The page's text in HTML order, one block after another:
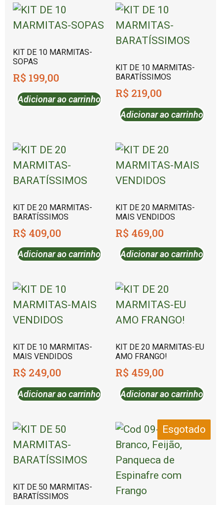
KIT DE 10 MARMITAS-
SOPAS
R$ 199,00
Adicionar ao carrinho
KIT DE 10 MARMITAS-
BARATÍSSIMOS
R$ 219,00
Adicionar ao carrinho
KIT DE 20 MARMITAS-
BARATÍSSIMOS
R$ 409,00
Adicionar ao carrinho
KIT DE 20 MARMITAS-
MAIS VENDIDOS
R$ 469,00
Adicionar ao carrinho
KIT DE 10 MARMITAS-
MAIS VENDIDOS
R$ 249,00
Adicionar ao carrinho
KIT DE 20 MARMITAS-EU
AMO FRANGO!
R$ 459,00
Adicionar ao carrinho
KIT DE 50 MARMITAS-
BARATÍSSIMOS
Esgotado